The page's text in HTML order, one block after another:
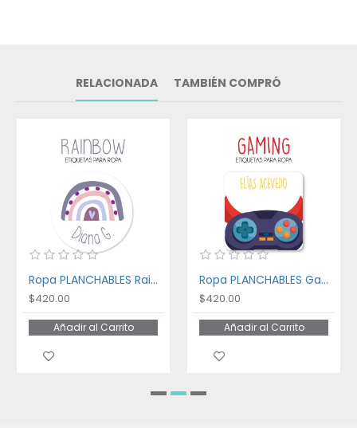
RELACIONADA TAMBIÉN COMPRÓ
Ropa PLANCHABLES Rainbow
$420.00
Añadir al Carrito
Ropa PLANCHABLES Gaming
$420.00
Añadir al Carrito